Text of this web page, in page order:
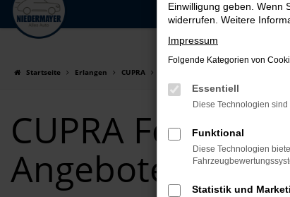
Zum
Hauptinhalt
springen
Startseite Erlangen CUPRA
CUPRA
Angebote
Einwilligung geben. Wenn
widerrufen. Weitere
Impressum
Folgende Kategorien von
Essentiell
Diese Technologien
Funktional
Diese Technologien
Statistik und